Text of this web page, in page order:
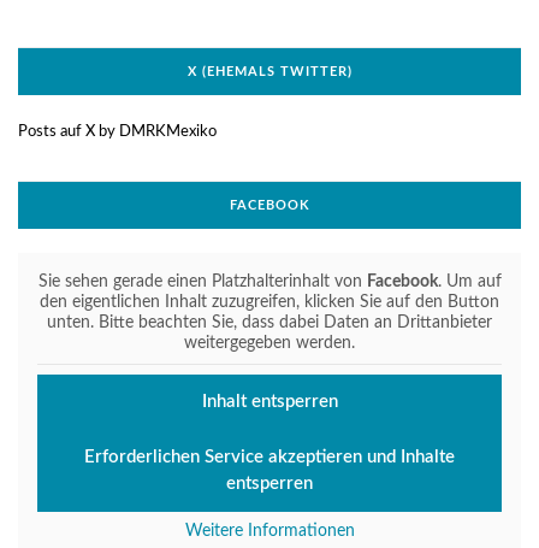
X (EHEMALS TWITTER)
Posts auf X by DMRKMexiko
FACEBOOK
Sie sehen gerade einen Platzhalterinhalt von Facebook. Um auf
den eigentlichen Inhalt zuzugreifen, klicken Sie auf den Button
unten. Bitte beachten Sie, dass dabei Daten an Drittanbieter
weitergegeben werden.
Inhalt entsperren
Erforderlichen Service akzeptieren und Inhalte
entsperren
Weitere Informationen